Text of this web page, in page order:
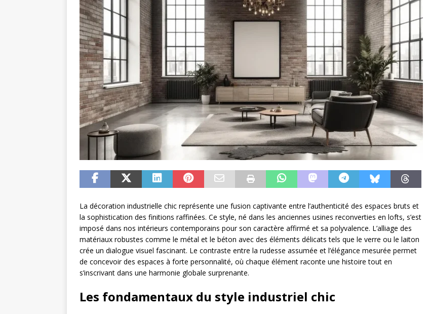
La décoration industrielle chic représente une fusion captivante entre l’authenticité des espaces bruts et
la sophistication des finitions raffinées. Ce style, né dans les anciennes usines reconverties en lofts, s’est
imposé dans nos intérieurs contemporains pour son caractère affirmé et sa polyvalence. L’alliage des
matériaux robustes comme le métal et le béton avec des éléments délicats tels que le verre ou le laiton
crée un dialogue visuel fascinant. Le contraste entre la rudesse assumée et l’élégance mesurée permet
de concevoir des espaces à forte personnalité, où chaque élément raconte une histoire tout en
s’inscrivant dans une harmonie globale surprenante.
Les fondamentaux du style industriel chic